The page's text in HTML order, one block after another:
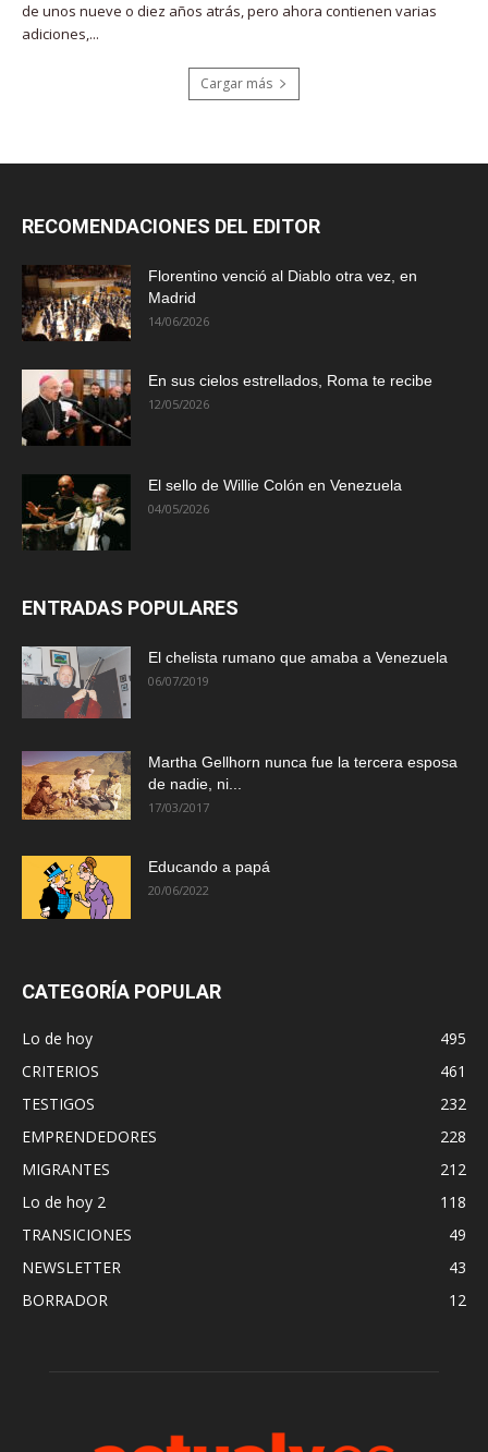
de unos nueve o diez años atrás, pero ahora contienen varias
adiciones,...
Cargar más
RECOMENDACIONES DEL EDITOR
Florentino venció al Diablo otra vez, en
Madrid
14/06/2026
En sus cielos estrellados, Roma te recibe
12/05/2026
El sello de Willie Colón en Venezuela
04/05/2026
ENTRADAS POPULARES
El chelista rumano que amaba a Venezuela
06/07/2019
Martha Gellhorn nunca fue la tercera esposa
de nadie, ni...
17/03/2017
Educando a papá
20/06/2022
CATEGORÍA POPULAR
Lo de hoy
495
CRITERIOS
461
TESTIGOS
232
EMPRENDEDORES
228
MIGRANTES
212
Lo de hoy 2
118
TRANSICIONES
49
NEWSLETTER
43
BORRADOR
12